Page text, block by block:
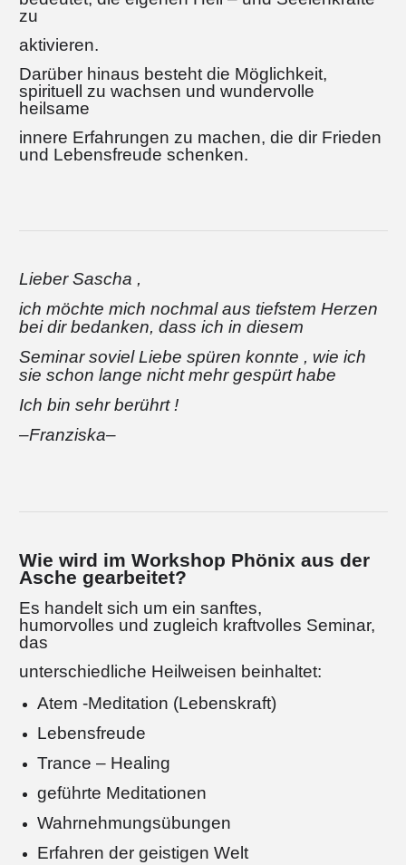
zu
aktivieren.
Darüber hinaus besteht die Möglichkeit,
spirituell zu wachsen und wundervolle
heilsame
innere Erfahrungen zu machen, die dir Frieden
und Lebensfreude schenken.
Lieber Sascha ,
ich möchte mich nochmal aus tiefstem Herzen
bei dir bedanken, dass ich in diesem
Seminar soviel Liebe spüren konnte , wie ich
sie schon lange nicht mehr gespürt habe
Ich bin sehr berührt !
–Franziska–
Wie wird im Workshop Phönix aus der
Asche gearbeitet?
Es handelt sich um ein sanftes,
humorvolles und zugleich kraftvolles Seminar,
das
unterschiedliche Heilweisen beinhaltet:
Atem -Meditation (Lebenskraft)
Lebensfreude
Trance – Healing
geführte Meditationen
Wahrnehmungsübungen
Erfahren der geistigen Welt